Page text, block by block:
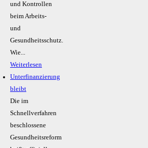
und Kontrollen
beim Arbeits-
und
Gesundheitsschutz.
Wie...
Weiterlesen
Unterfinanzierung
bleibt
Die im
Schnellverfahren
beschlossene
Gesundheitsreform